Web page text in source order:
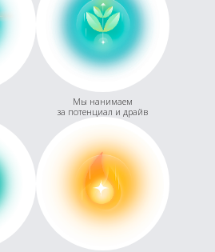
Мы нанимаем
за потенциал и драйв